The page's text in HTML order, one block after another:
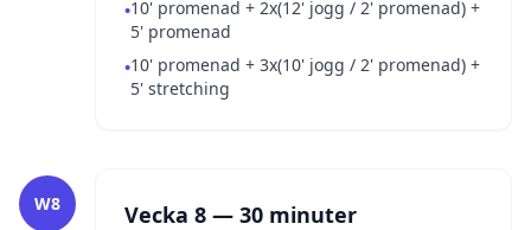
•10' promenad + 2x(12' jogg / 2' promenad) +
5' promenad
•10' promenad + 3x(10' jogg / 2' promenad) +
5' stretching
W8
Vecka 8 — 30 minuter